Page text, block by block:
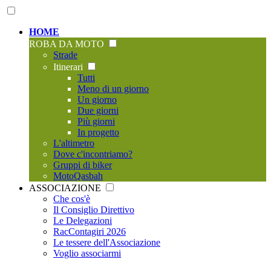
HOME
ROBA DA MOTO
Strade
Itinerari
Tutti
Meno di un giorno
Un giorno
Due giorni
Più giorni
In progetto
L'altimetro
Dove c'incontriamo?
Gruppi di biker
MotoQasbah
ASSOCIAZIONE
Che cos'è
Il Consiglio Direttivo
Le Delegazioni
RacContagiri 2026
Le tessere dell'Associazione
Voglio associarmi